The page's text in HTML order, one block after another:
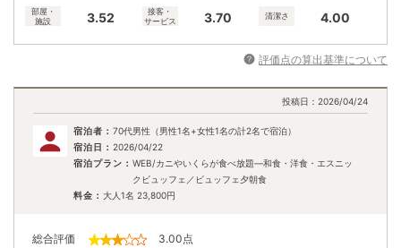
部屋・
施設
3.52
接客・
サービス
3.70 清潔さ 4.00
評価点の算出基準について
投稿日： 2026/04/24
宿泊者： 70代男性（男性1名+女性1名の計2名で宿泊）
宿泊日： 2026/04/22
宿泊プラン： WEB/カニやいくらが食べ放題―和食・洋食・エスニッ
クビュッフェ／ビュッフェ夕朝食
料金： 大人1名 23,800円
総合評価 3.00点